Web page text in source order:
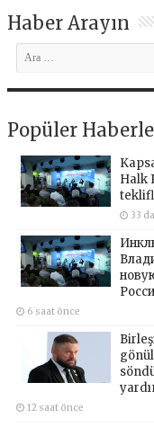
Haber Arayın
Popüler
Halk
33
6 saat önce
12 saat önce